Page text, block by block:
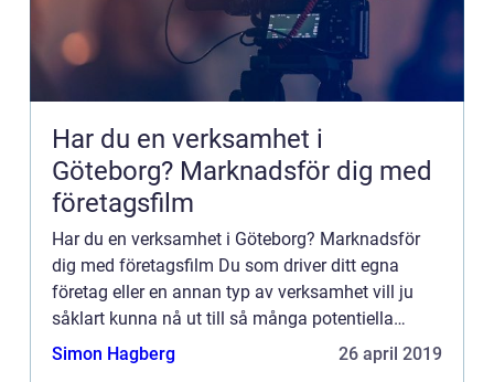
Har du en verksamhet i
Göteborg? Marknadsför dig med
företagsfilm
Har du en verksamhet i Göteborg? Marknadsför
dig med företagsfilm Du som driver ditt egna
företag eller en annan typ av verksamhet vill ju
såklart kunna nå ut till så många potentiella
kunder som möjl...
Simon Hagberg 26 april 2019